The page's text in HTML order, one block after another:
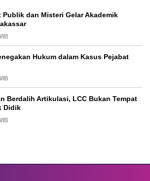
Publik dan Misteri Gelar Akademik
Hukum dalam Kasus Pejabat
Berdalih Artikulasi, LCC Bukan Tempat
Didik